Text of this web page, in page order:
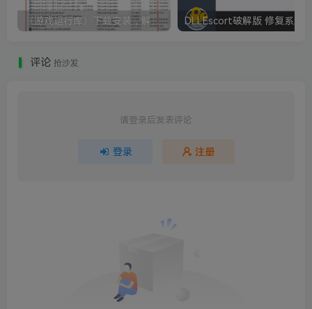
《游戏运行库》下载安装，解决游戏打不开无法运行
评论 抢沙发
请登录后发表评论
登录 注册